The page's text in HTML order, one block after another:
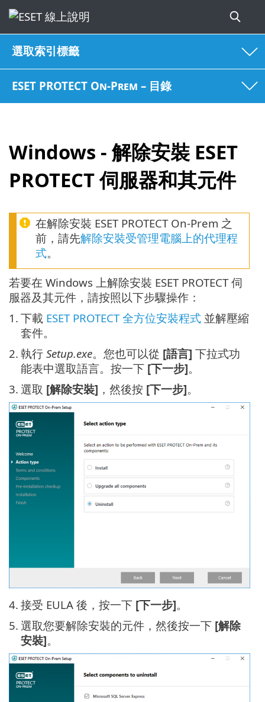
選取索引標籤
ESET PROTECT On-Prem – 目錄
Windows - 解除安裝 ESET
PROTECT 伺服器和其元件
在解除安裝 ESET PROTECT On-Prem 之
前，請先解除安裝受管理電腦上的代理程
式。
若要在 Windows 上解除安裝 ESET PROTECT 伺
服器及其元件，請按照以下步驟操作：
1. 下載 ESET PROTECT 全方位安裝程式 並解壓縮
套件。
2. 執行 Setup.exe。您也可以從 [語言] 下拉式功
能表中選取語言。按一下 [下一步]。
3. 選取 [解除安裝] ，然後按 [下一步]。
4. 接受 EULA 後，按一下 [下一步]。
5. 選取您要解除安裝的元件，然後按一下 [解除
安裝]。